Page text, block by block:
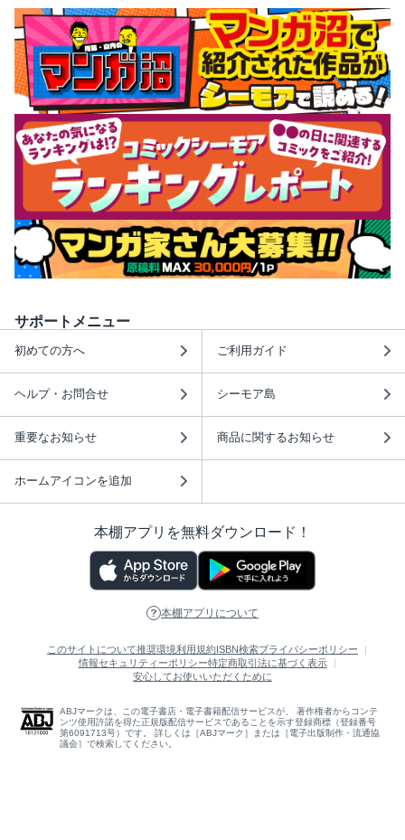
サポートメニュー
初めての方へ ご利用ガイド
ヘルプ・お問合せ シーモア島
重要なお知らせ 商品に関するお知らせ
ホームアイコンを追加
本棚アプリを無料ダウンロード！
本棚アプリについて
このサイトについて推奨環境利用規約ISBN検索プライバシーポリシー
情報セキュリティーポリシー特定商取引法に基づく表示
安心してお使いいただくために
ABJマークは、この電子書店・電子書籍配信サービスが、 著作権者からコンテ
ンツ使用許諾を得た正規版配信サービスであることを示す登録商標（登録番号
第6091713号）です。 詳しくは［ABJマーク］または［電子出版制作・流通協
議会］で検索してください。